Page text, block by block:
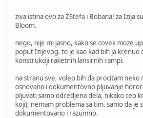
ziva istina ovo za ZStefa i Bobana! za Izija
Bloom.
nego, nije mi jasno, kako se covek moze
poput Izijevog. to je kao kad bih ja krenuo
konstrukciji raketnih lansirnih rampi.
na stranu sve, voleo bih da procitam neko
osnovano i dokumentovno pljuvanje
pljuvati samo odredjena dela, nikako ceo
koji), nemam problema sa tim. samo da je
dokumentovano i razumno.